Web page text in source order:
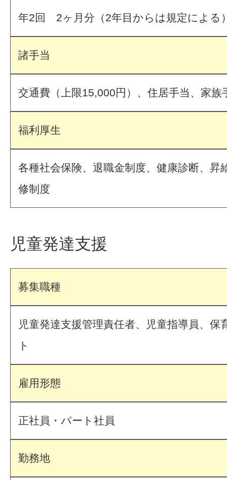
年2回 2ヶ月分（2年目からは規定による
諸手当
交通費（上限15,000円）、住居手当、家族
福利厚生
各種社会保険、退職金制度、健康診断、昇
修制度
児童発達支援
募集職種
児童発達支援管理責任者、児童指導員、保
ト
雇用形態
正社員・パート社員
勤務地